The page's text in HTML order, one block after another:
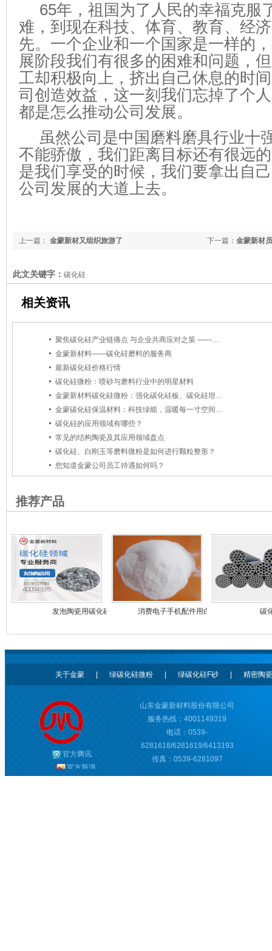
65年，祖国为了人民的幸福克服
难，到现在科技、体育、教育、经
先。一个企业和一个国家是一样的
展阶段我们有很多的困难和问题，
工却积极向上，挤出自己休息的时
司创造效益，这一刻我们忘掉了个
都是怎么推动公司发展。
虽然公司是中国磨料磨具行业十
不能骄傲，我们距离目标还有很远
是我们享受的时候，我们要拿出自
公司发展的大道上去。
下一篇： 金蒙新材
上一篇： 金蒙新材又组织旅游了
此文关键字： 碳化硅
相关资讯
金蒙新材料——碳化硅磨料的服务商
最新碳化硅价格行情
碳化硅微粉：喷砂与磨料行业中的明星材料
碳化硅的应用领域有哪些？
常见的结构陶瓷及其应用领域盘点
碳化硅、白刚玉等磨料微粉是如何进行颗粒整形？
您知道金蒙公司员工待遇如何吗？
推荐产品
发泡陶瓷用碳化硅 消费电子手机配件用白刚玉 碳
关于金蒙 绿碳化硅微粉 绿碳化硅F砂 精密陶
官方腾讯
官方新浪
山东金蒙新材料股份有限公司
服务热线：4001149319
电话：0539-
6281618/6281619/6413193
传真：0539-6281097